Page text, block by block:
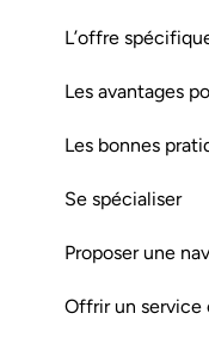
L’offre
Les avantages
Les bonnes
Se spécialiser
Proposer une
Offrir un